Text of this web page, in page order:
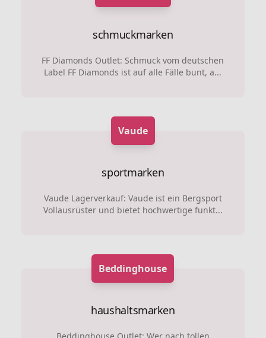
schmuckmarken
FF Diamonds Outlet: Schmuck vom deutschen
Label FF Diamonds ist auf alle Fälle bunt, a...
Vaude
sportmarken
Vaude Lagerverkauf: Vaude ist ein Bergsport
Vollausrüster und bietet hochwertige funkt...
Beddinghouse
haushaltsmarken